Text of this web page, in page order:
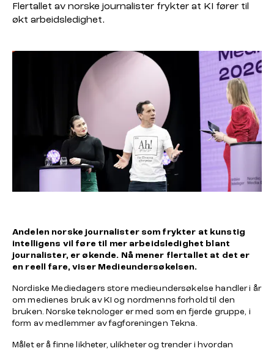
Flertallet av norske journalister frykter at KI fører til
økt arbeidsledighet.
Andelen norske journalister som frykter at kunstig
intelligens vil føre til mer arbeidsledighet blant
journalister, er økende. Nå mener flertallet at det er
en reell fare, viser Medieundersøkelsen.
Nordiske Mediedagers store medieundersøkelse handler i år
om medienes bruk av KI og nordmenns forhold til den
bruken. Norske teknologer er med som en fjerde gruppe, i
form av medlemmer av fagforeningen Tekna.
Målet er å finne likheter, ulikheter og trender i hvordan